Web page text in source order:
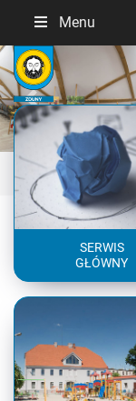
Menu
Previous
SERWIS
GŁÓWNY